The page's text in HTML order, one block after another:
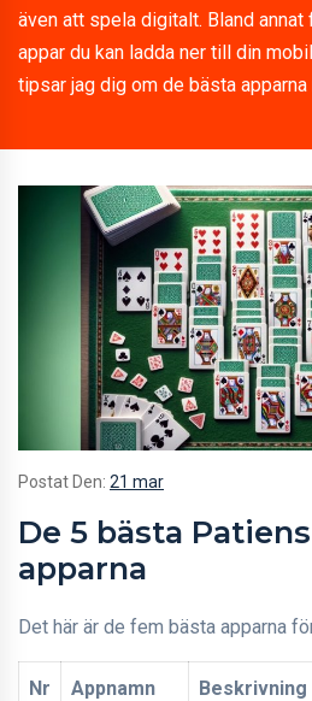
även att spela digitalt. Bland
appar du kan ladda ner till din
tipsar jag dig om de bästa
Postat Den: 21 mar
De 5 bästa
apparna
Det här är de fem bästa apparna
Nr Appnamn Beskrivning